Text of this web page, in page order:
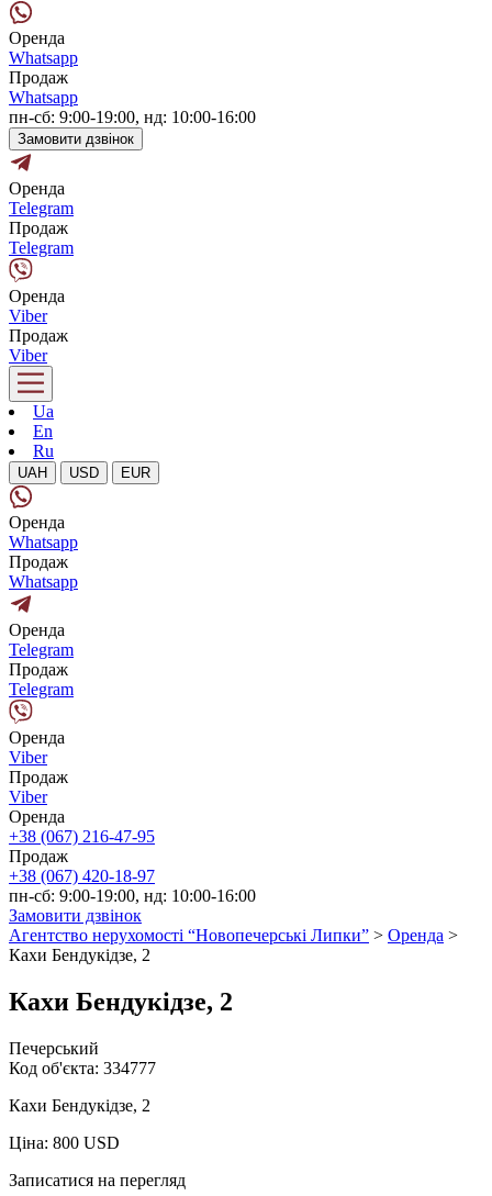
Оренда
Whatsapp
Продаж
Whatsapp
пн-сб: 9:00-19:00, нд: 10:00-16:00
Замовити дзвінок
Оренда
Telegram
Продаж
Telegram
Оренда
Viber
Продаж
Viber
Ua
En
Ru
UAH USD EUR
Оренда
Whatsapp
Продаж
Whatsapp
Оренда
Telegram
Продаж
Telegram
Оренда
Viber
Продаж
Viber
Оренда
+38 (067) 216-47-95
Продаж
+38 (067) 420-18-97
пн-сб: 9:00-19:00, нд: 10:00-16:00
Замовити дзвінок
Агентство нерухомості “Новопечерські Липки” > Оренда >
Кахи Бендукідзе, 2
Кахи Бендукідзе, 2
Печерський
Код об'єкта: 334777
Кахи Бендукідзе, 2
Ціна: 800 USD
Записатися на перегляд